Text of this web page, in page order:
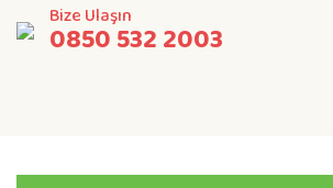
Bize Ulaşın
0850 532 2003